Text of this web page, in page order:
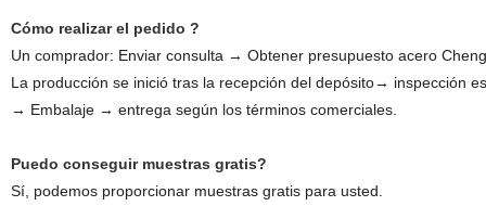
Cómo realizar el pedido ?
Un comprador: Enviar consulta → Obtener presupuesto acero
La producción se inició tras la recepción del depósito→ inspección
→ Embalaje → entrega según los términos comerciales.
Puedo conseguir muestras gratis?
Sí, podemos proporcionar muestras gratis para usted.